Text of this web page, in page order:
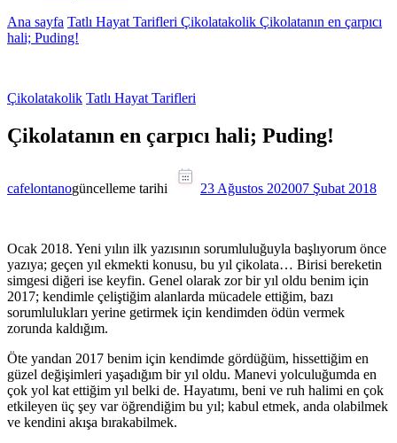
Ana sayfa Tatlı Hayat Tarifleri Çikolatakolik Çikolatanın en çarpıcı
hali; Puding!
Çikolatakolik Tatlı Hayat Tarifleri
Çikolatanın en çarpıcı hali; Puding!
cafelontanogüncelleme tarihi 23 Ağustos 202007 Şubat 2018
Ocak 2018. Yeni yılın ilk yazısının sorumluluğuyla başlıyorum önce
yazıya; geçen yıl ekmekti konusu, bu yıl çikolata… Birisi bereketin
simgesi diğeri ise keyfin. Genel olarak zor bir yıl oldu benim için
2017; kendimle çeliştiğim alanlarda mücadele ettiğim, bazı
sorumlulukları yerine getirmek için kendimden ödün vermek
zorunda kaldığım.
Öte yandan 2017 benim için kendimde gördüğüm, hissettiğim en
güzel değişimleri yaşadığım bir yıl oldu. Manevi yolculuğumda en
çok yol kat ettiğim yıl belki de. Hayatımı, beni ve ruh halimi en çok
etkileyen üç şey var öğrendiğim bu yıl; kabul etmek, anda olabilmek
ve kendini akışa bırakabilmek.